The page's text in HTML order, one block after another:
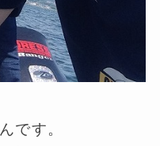
です。